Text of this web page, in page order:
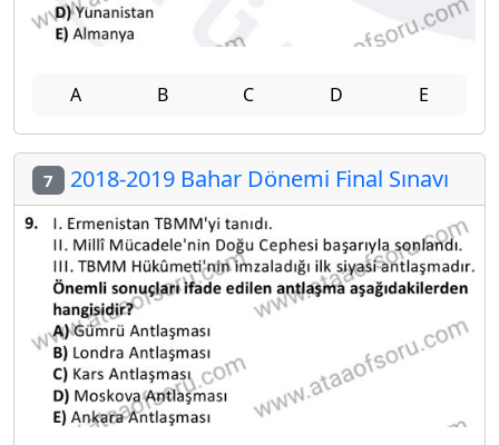
A B C D E
7 2018-2019 Bahar Dönemi Final Sınavı